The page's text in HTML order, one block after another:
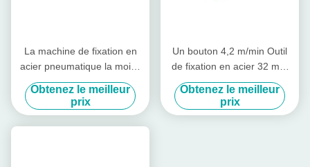
La machine de fixation en
acier pneumatique la moins
chère
Obtenez le meilleur
prix
Un bouton 4,2 m/min Outil
de fixation en acier 32 mm
Machine de fixation en acier
pneumatique
Obtenez le meilleur
prix